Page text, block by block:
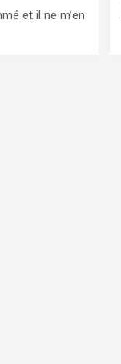
et il ne m’en